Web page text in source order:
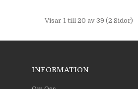
Visar 1 till 20 av 39 (2 Sidor)
INFORMATION